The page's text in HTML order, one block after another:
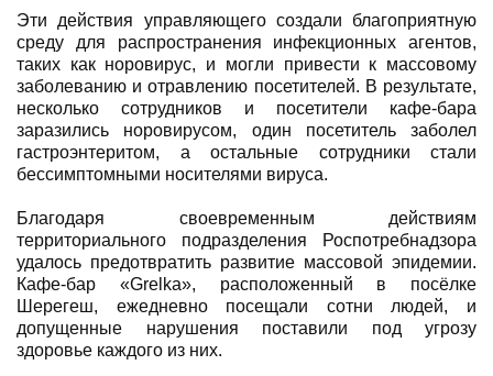
Эти действия управляющего создали благоприятную
среду для распространения инфекционных агентов,
таких как норовирус, и могли привести к массовому
заболеванию и отравлению посетителей. В результате,
несколько сотрудников и посетители кафе-бара
заразились норовирусом, один посетитель заболел
гастроэнтеритом, а остальные сотрудники стали
бессимптомными носителями вируса.
Благодаря своевременным действиям
территориального подразделения Роспотребнадзора
удалось предотвратить развитие массовой эпидемии.
Кафе-бар «Grelka», расположенный в посёлке
Шерегеш, ежедневно посещали сотни людей, и
допущенные нарушения поставили под угрозу
здоровье каждого из них.